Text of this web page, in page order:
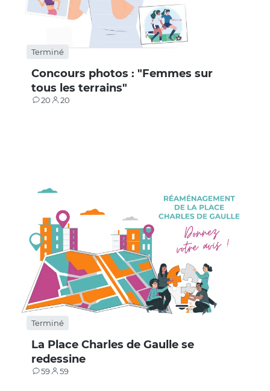
Terminé
Concours photos : "Femmes sur
tous les terrains"
20
Contributions
20
Participants
Terminé
La Place Charles de Gaulle se
redessine
59
Contributions
59
Participants